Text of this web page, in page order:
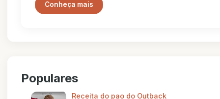
Conheça mais
Populares
Receita do pao do Outback